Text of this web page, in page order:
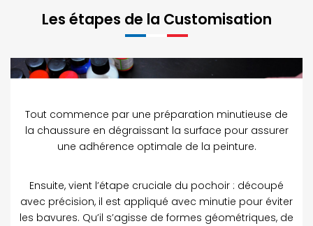
Les étapes de la Customisation
Tout commence par une préparation minutieuse de
la chaussure en dégraissant la surface pour assurer
une adhérence optimale de la peinture.
Ensuite, vient l’étape cruciale du pochoir : découpé
avec précision, il est appliqué avec minutie pour éviter
les bavures. Qu’il s’agisse de formes géométriques, de